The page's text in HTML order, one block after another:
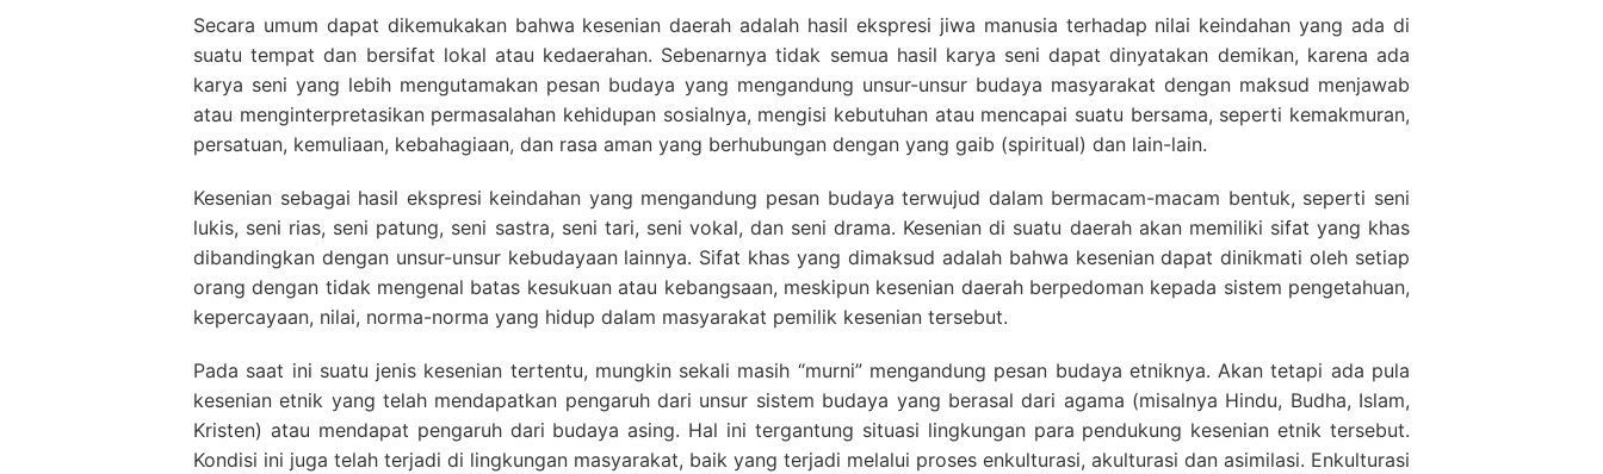
Secara umum dapat dikemukakan bahwa kesenian daerah adalah hasil ekspresi jiwa manusia terhadap nilai keindahan yang ada di
suatu tempat dan bersifat lokal atau kedaerahan. Sebenarnya tidak semua hasil karya seni dapat dinyatakan demikan, karena ada
karya seni yang lebih mengutamakan pesan budaya yang mengandung unsur-unsur budaya masyarakat dengan maksud menjawab
atau menginterpretasikan permasalahan kehidupan sosialnya, mengisi kebutuhan atau mencapai suatu bersama, seperti kemakmuran,
persatuan, kemuliaan, kebahagiaan, dan rasa aman yang berhubungan dengan yang gaib (spiritual) dan lain-lain.
Kesenian sebagai hasil ekspresi keindahan yang mengandung pesan budaya terwujud dalam bermacam-macam bentuk, seperti seni
lukis, seni rias, seni patung, seni sastra, seni tari, seni vokal, dan seni drama. Kesenian di suatu daerah akan memiliki sifat yang khas
dibandingkan dengan unsur-unsur kebudayaan lainnya. Sifat khas yang dimaksud adalah bahwa kesenian dapat dinikmati oleh setiap
orang dengan tidak mengenal batas kesukuan atau kebangsaan, meskipun kesenian daerah berpedoman kepada sistem pengetahuan,
kepercayaan, nilai, norma-norma yang hidup dalam masyarakat pemilik kesenian tersebut.
Pada saat ini suatu jenis kesenian tertentu, mungkin sekali masih “murni” mengandung pesan budaya etniknya. Akan tetapi ada pula
kesenian etnik yang telah mendapatkan pengaruh dari unsur sistem budaya yang berasal dari agama (misalnya Hindu, Budha, Islam,
Kristen) atau mendapat pengaruh dari budaya asing. Hal ini tergantung situasi lingkungan para pendukung kesenian etnik tersebut.
Kondisi ini juga telah terjadi di lingkungan masyarakat, baik yang terjadi melalui proses enkulturasi, akulturasi dan asimilasi. Enkulturasi